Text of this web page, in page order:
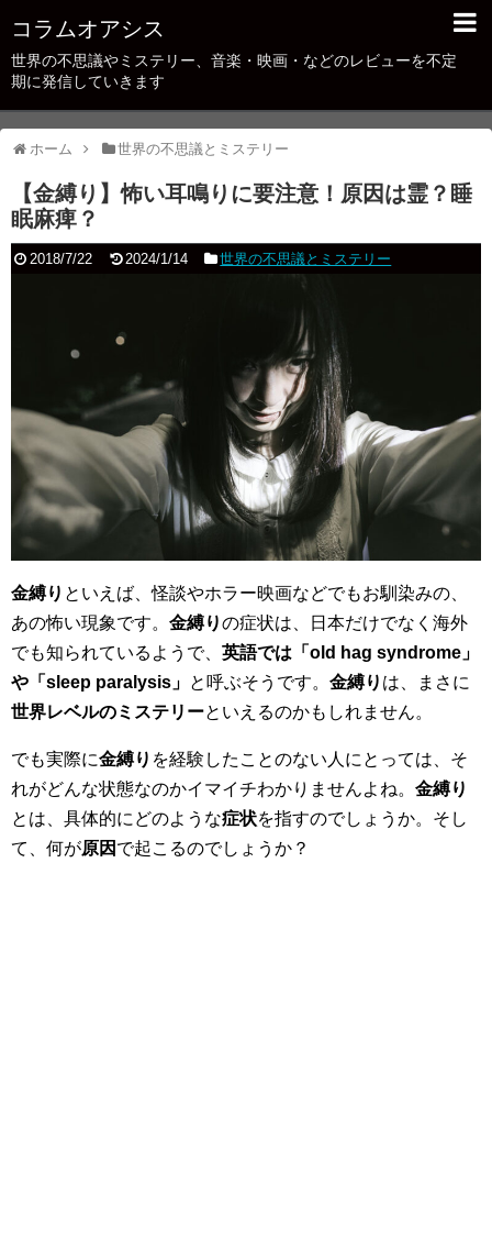
コラムオアシス
世界の不思議やミステリー、音楽・映画・などのレビューを不定
期に発信していきます
ホーム 世界の不思議とミステリー
【金縛り】怖い耳鳴りに要注意！原因は霊？睡
眠麻痺？
2018/7/22 2024/1/14 世界の不思議とミステリー
金縛り といえば、怪談やホラー映画などでもお馴染みの、
あの怖い現象です。 金縛りの症状は、日本だけでなく海外
でも知られているようで、 英語では「old hag syndrome」
や「sleep paralysis」 と呼ぶそうです。 金縛り は、まさに
世界レベルのミステリーといえるのかもしれません。
でも実際に金縛り を経験したことのない人にとっては、そ
れがどんな状態なのかイマイチわかりませんよね。 金縛り
とは、具体的にどのような症状を指すのでしょうか。そし
て、何が原因 で起こるのでしょうか？